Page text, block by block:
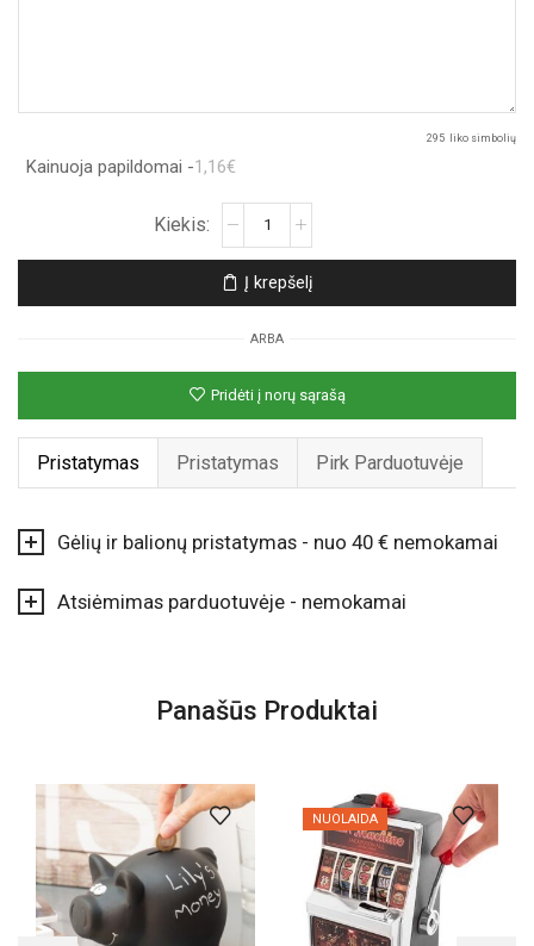
295 liko simbolių
Kainuoja papildomai -1,16€
produkto
Atvirukas
„Rožinis
Į krepšelį
ARBA
Pridėti į norų sąrašą
Pristatymas Pristatymas Pirk Parduotuvėje
Gėlių ir balionų pristatymas - nuo 40 € nemokamai
Atsiėmimas parduotuvėje - nemokamai
Panašūs Produktai
NUOLAIDA